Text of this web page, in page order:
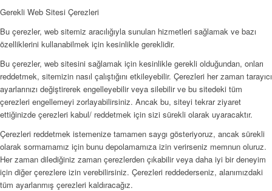
Gerekli Web Sitesi Çerezleri
Bu çerezler, web sitemiz aracılığıyla sunulan hizmetleri sağlamak ve bazı
özelliklerini kullanabilmek için kesinlikle gereklidir.
Bu çerezler, web sitesini sağlamak için kesinlikle gerekli olduğundan, onları
reddetmek, sitemizin nasıl çalıştığını etkileyebilir. Çerezleri her zaman tarayıcı
ayarlarınızı değiştirerek engelleyebilir veya silebilir ve bu sitedeki tüm
çerezleri engellemeyi zorlayabilirsiniz. Ancak bu, siteyi tekrar ziyaret
ettiğinizde çerezleri kabul/ reddetmek için sizi sürekli olarak uyaracaktır.
Çerezleri reddetmek istemenize tamamen saygı gösteriyoruz, ancak sürekli
olarak sormamamız için bunu depolamamıza izin verirseniz memnun oluruz.
Her zaman dilediğiniz zaman çerezlerden çıkabilir veya daha iyi bir deneyim
için diğer çerezlere izin verebilirsiniz. Çerezleri reddederseniz, alanımızdaki
tüm ayarlanmış çerezleri kaldıracağız.